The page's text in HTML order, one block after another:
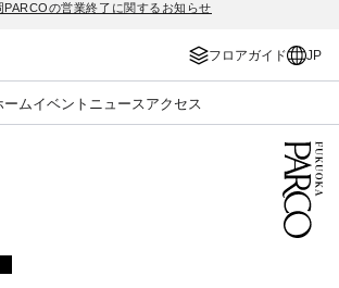
PARCOの営業終了に関するお知らせ
フロアガイド JP
ームイベント ニュース アクセス
フェ